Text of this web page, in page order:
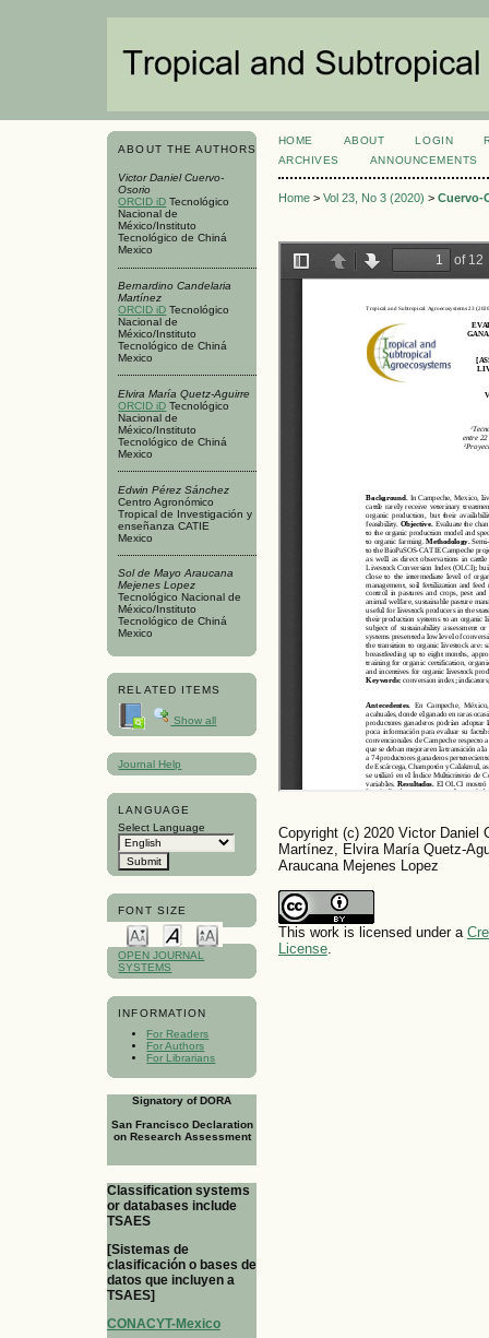
ABOUT THE AUTHORS
Victor Daniel Cuervo-
Osorio
ORCID iD Tecnológico
Nacional de
México/Instituto
Tecnológico de Chiná
Mexico
Bernardino Candelaria
Martínez
ORCID iD Tecnológico
Nacional de
México/Instituto
Tecnológico de Chiná
Mexico
Elvira María Quetz-Aguirre
ORCID iD Tecnológico
Nacional de
México/Instituto
Tecnológico de Chiná
Mexico
Edwin Pérez Sánchez
Centro Agronómico
Tropical de Investigación y
enseñanza CATIE
Mexico
Sol de Mayo Araucana
Mejenes Lopez
Tecnológico Nacional de
México/Instituto
Tecnológico de Chiná
Mexico
RELATED ITEMS
Show all
Journal Help
LANGUAGE
Select Language
FONT SIZE
OPEN JOURNAL
SYSTEMS
INFORMATION
For Readers
For Authors
For Librarians
Signatory of DORA
San Francisco Declaration
on Research Assessment
Classification systems
or databases include
TSAES
[Sistemas de
clasificación o bases de
datos que incluyen a
TSAES]
CONACYT-Mexico
HOME ABOUT LOGIN
ARCHIVES
ANNOUNCEMENTS
Home> Vol 23, No 3 (2020) > Cuervo-
Copyright (c) 2020 Victor Daniel
Martínez, Elvira María Quetz-
Araucana Mejenes Lopez
This work is licensed under a
License.